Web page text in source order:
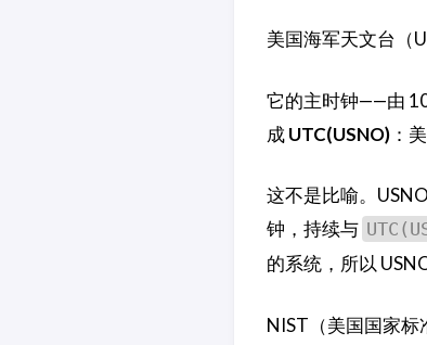
美国海军天文台（
它的主时钟——由
成UTC(USNO)：
这不是比喻。
钟，持续与
的系统，所以
NIST（美国国家